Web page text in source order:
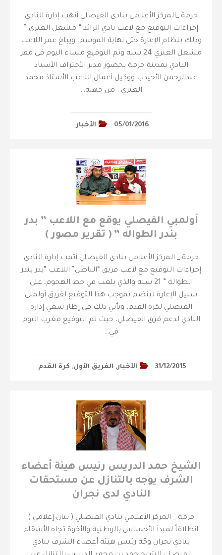
حرمة _المركز الأعلامي بنادي الفيصلي ‎أنهت إدارة النادي
إجراءات التوقيع مع لاعب نادي الرائد ” مشعل العنزي ”
وذلك بنظام الإعارة حتى نهاية الموسم. ‎ويبلغ عمر اللاعب
مشعل العنزي 24 سنة وتم التوقيع مساء اليوم في مقر
النادي بمدينة حرمة بحضور مدير الأحتراف الأستاذ
عبدالرحمن الأحيدب ووكيل أعمال اللاعب الأستاذ محمد
العنزي . ‎من جهته…
05/01/2016 الأخبار
أولمبي الفيصلي يوقع مع اللاعب ” بدر
بندر الطواله ” ( تقرير مصور )
حرمة _ المركز الأعلامي بنادي الفيصلي أتمت إدارة النادي
إجراءات التوقيع مع لاعب فريق “الباطن” اللاعب “بدر بندر
الطواله ” 21 سنة والذي يلعب في خط الهجوم، على
سبيل الإعارة لينضم بموجب هذا التوقيع لفريق أولمبي
الفيصلي لكرة القدم، ويأتي ذلك في إطار سعي إدارة
النادي لدعم فرق الفيصلي، حيث تم التوقيع مغرب اليوم
قي…
31/12/2015 الأخبار, الفريق الأول, كرة القدم
الشيخ حمد الدريس رئيس هيئة أعضاء
الشرف يوجه بالتنازل عن مستحقات
النادي لدى نجران
حرمة _ المركز الأعلامي بنادي الفيصلي ( بيان إعلامي )
انطلاقاً لمبدأ الأحساس بالوطنية والأخوة تجاه الأشقاء
بنادي نجران وجّه رئيس هيئة أعضاء الشرف بنادي